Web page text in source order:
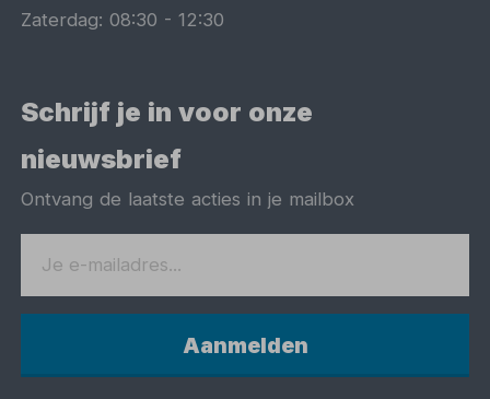
Zaterdag:08:30 -12:30
Schrijf je in voor onze
nieuwsbrief
Ontvang de laatste acties in je mailbox
Aanmelden